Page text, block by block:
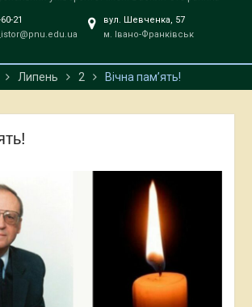
21
вул. Шевченка, 57
м. Івано-Франківськ
Липень 2 Вічна пам’ять!